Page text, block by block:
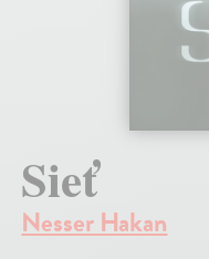
Sieť
Nesser Hakan